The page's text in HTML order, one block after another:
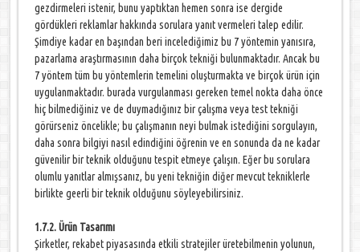
gezdirmeleri istenir, bunu yaptıktan hemen sonra ise dergide
gördükleri reklamlar hakkında sorulara yanıt vermeleri talep edilir.
Şimdiye kadar en başından beri incelediğimiz bu 7 yöntemin yanısıra,
pazarlama araştırmasının daha birçok tekniği bulunmaktadır. Ancak bu
7 yöntem tüm bu yöntemlerin temelini oluşturmakta ve birçok ürün için
uygulanmaktadır. burada vurgulanması gereken temel nokta daha önce
hiç bilmediğiniz ve de duymadığınız bir çalışma veya test tekniği
görürseniz öncelikle; bu çalışmanın neyi bulmak istediğini sorgulayın,
daha sonra bilgiyi nasıl edindiğini öğrenin ve en sonunda da ne kadar
güvenilir bir teknik olduğunu tespit etmeye çalışın. Eğer bu sorulara
olumlu yanıtlar almışsanız, bu yeni tekniğin diğer mevcut tekniklerle
birlikte geerli bir teknik olduğunu söyleyebilirsiniz.
1.7.2. Ürün Tasarımı
Şirketler, rekabet piyasasında etkili stratejiler üretebilmenin yolunun,